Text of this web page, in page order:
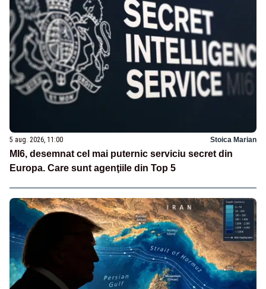
5 aug. 2026, 11:00 Stoica Marian
MI6, desemnat cel mai puternic serviciu secret din
Europa. Care sunt agenţiile din Top 5